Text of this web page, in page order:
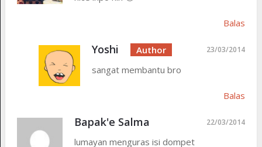
Balas
Yoshi 23/03/2014
sangat membantu bro
Balas
Bapak'e Salma 22/03/2014
lumayan menguras isi dompet